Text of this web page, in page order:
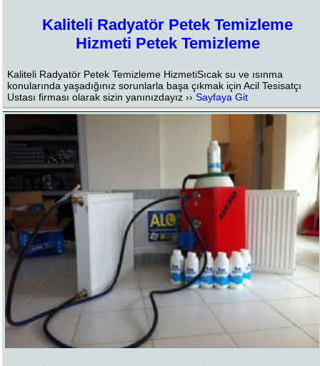
Kaliteli Radyatör Petek Temizleme
Hizmeti Petek Temizleme
Kaliteli Radyatör Petek Temizleme HizmetiSıcak su ve ısınma
konularında yaşadığınız sorunlarla başa çıkmak için Acil Tesisatçı
Ustası firması olarak sizin yanınızdayız ››Sayfaya Git